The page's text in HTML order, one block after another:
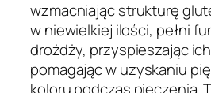
wzmacniając strukturę
w niewielkiej ilości, pełni
drożdży, przyspieszając
pomagając w uzyskaniu